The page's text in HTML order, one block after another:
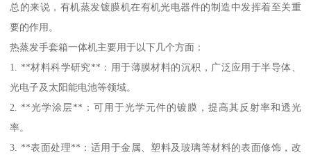
总的来说，有机蒸发镀膜机在有机光电器件的制造中发挥着至关重
要的作用。
热蒸发手套箱一体机主要用于以下几个方面：
1. **材料科学研究**：用于薄膜材料的沉积，广泛应用于半导体、
光电子及太阳能电池等领域。
2. **光学涂层**：可用于光学元件的镀膜，提高其反射率和透光
率。
3. **表面处理**：适用于金属、塑料及玻璃等材料的表面修饰，改